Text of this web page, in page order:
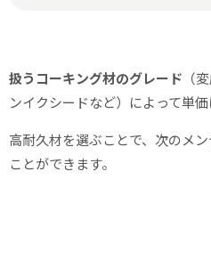
扱うコーキング材のグレード （
ンイクシードなど）によって単価
高耐久材を選ぶことで、次のメ
ことができます。